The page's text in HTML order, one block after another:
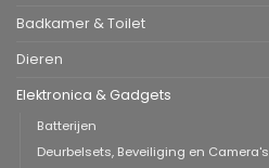
Badkamer & Toilet
Dieren
Elektronica & Gadgets
Batterijen
Deurbelsets, Beveiliging en Camera's